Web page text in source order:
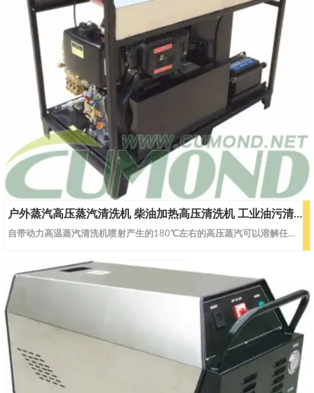
户外蒸汽高压蒸汽清洗机 柴油加热高压清洗机 工业油污清洗 CW-DWS10
自带动力高温蒸汽清洗机喷射产生的180℃左右的高压蒸汽可以溶解任何顽固油垢, 对油污等难处理的问题轻易解决,此款高压清洗机专业用于野外长时间清洗作业，自带动力具有极大的机动灵活性，无需电力供应。专为港口设施（集装箱），海上收油设施,工程机械及车辆，铁路机车，采矿，船舶，电力，化工，建筑公路机械,市政环卫等清洗作业而设计。型号CW-DWS07CW-DWS10蒸汽蒸汽流量L/H108120蒸汽压力Ba